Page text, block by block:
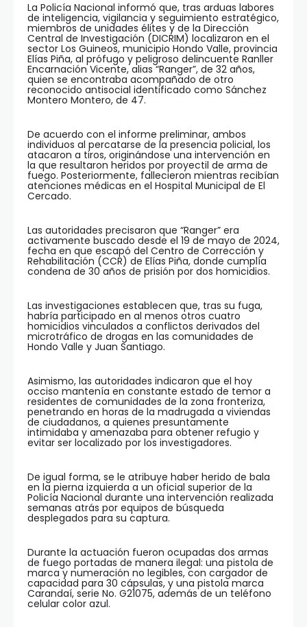
La Policía Nacional informó que, tras arduas labores
de inteligencia, vigilancia y seguimiento estratégico,
miembros de unidades élites y de la Dirección
Central de Investigación (DICRIM) localizaron en el
sector Los Guineos, municipio Hondo Valle, provincia
Elías Piña, al prófugo y peligroso delincuente Ranller
Encarnación Vicente, alias “Ranger”, de 32 años,
quien se encontraba acompañado de otro
reconocido antisocial identificado como Sánchez
Montero Montero, de 47.
De acuerdo con el informe preliminar, ambos
individuos al percatarse de la presencia policial, los
atacaron a tiros, originándose una intervención en
la que resultaron heridos por proyectil de arma de
fuego. Posteriormente, fallecieron mientras recibían
atenciones médicas en el Hospital Municipal de El
Cercado.
Las autoridades precisaron que “Ranger” era
activamente buscado desde el 19 de mayo de 2024,
fecha en que escapó del Centro de Corrección y
Rehabilitación (CCR) de Elías Piña, donde cumplía
condena de 30 años de prisión por dos homicidios.
Las investigaciones establecen que, tras su fuga,
habría participado en al menos otros cuatro
homicidios vinculados a conflictos derivados del
microtráfico de drogas en las comunidades de
Hondo Valle y Juan Santiago.
Asimismo, las autoridades indicaron que el hoy
occiso mantenía en constante estado de temor a
residentes de comunidades de la zona fronteriza,
penetrando en horas de la madrugada a viviendas
de ciudadanos, a quienes presuntamente
intimidaba y amenazaba para obtener refugio y
evitar ser localizado por los investigadores.
De igual forma, se le atribuye haber herido de bala
en la pierna izquierda a un oficial superior de la
Policía Nacional durante una intervención realizada
semanas atrás por equipos de búsqueda
desplegados para su captura.
Durante la actuación fueron ocupadas dos armas
de fuego portadas de manera ilegal: una pistola de
marca y numeración no legibles, con cargador de
capacidad para 30 cápsulas, y una pistola marca
Carandaí, serie No. G21075, además de un teléfono
celular color azul.